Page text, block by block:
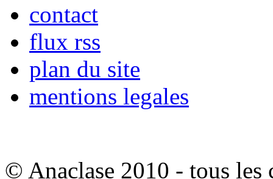
contact
flux rss
plan du site
mentions legales
© Anaclase 2010 - tous les